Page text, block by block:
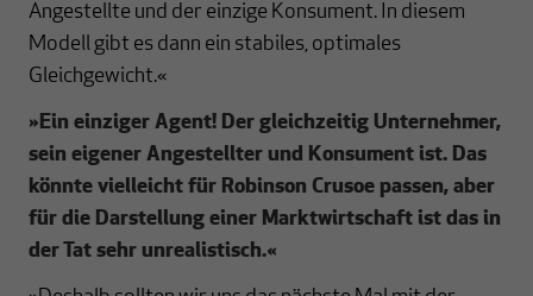
Angestellte und der einzige Konsument. In diesem
Modell gibt es dann ein stabiles, optimales
Gleichgewicht.«
»Ein einziger Agent! Der gleichzeitig Unternehmer,
sein eigener Angestellter und Konsument ist. Das
könnte vielleicht für Robinson Crusoe passen, aber
für die Darstellung einer Marktwirtschaft ist das in
der Tat sehr unrealistisch.«